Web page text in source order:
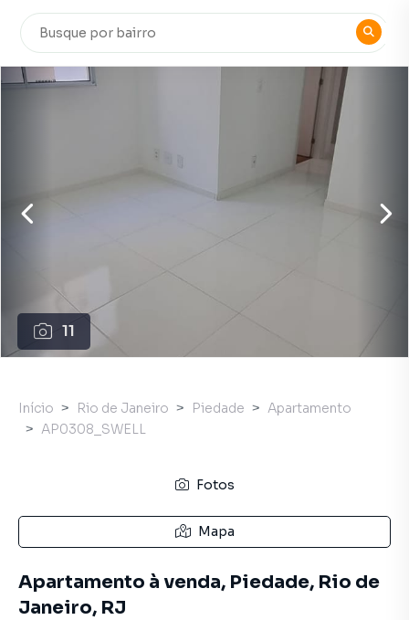
11
Início Rio de Janeiro Piedade
Apartamento
AP0308_SWELL
Fotos
Mapa
Apartamento à venda, Piedade, Rio de
Janeiro, RJ